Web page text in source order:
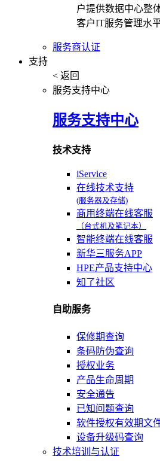
户提供数据中心整
客户IT服务管理水平
服务商认证
支持
< 返回
服务支持中心
服务支持中心
技术支持
iService
在线技术支持
(服务器及存储)
商用终端在线客服
（台式机及笔记本）
智能终端在线客服
新华三服务APP
HPE产品支持中心
知了社区
自助服务
保修期查询
条码防伪查询
授权业务
产品生命周期
安全通告
已知问题查询
软件授权有效期文
设备升级码查询
技术培训与认证